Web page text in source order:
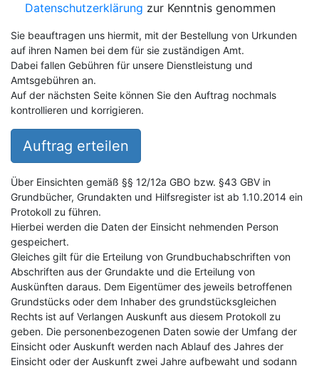
Datenschutzerklärung zur Kenntnis genommen
Sie beauftragen uns hiermit, mit der Bestellung von Urkunden
auf ihren Namen bei dem für sie zuständigen Amt.
Dabei fallen Gebühren für unsere Dienstleistung und
Amtsgebühren an.
Auf der nächsten Seite können Sie den Auftrag nochmals
kontrollieren und korrigieren.
Auftrag erteilen
Über Einsichten gemäß §§ 12/12a GBO bzw. §43 GBV in
Grundbücher, Grundakten und Hilfsregister ist ab 1.10.2014 ein
Protokoll zu führen.
Hierbei werden die Daten der Einsicht nehmenden Person
gespeichert.
Gleiches gilt für die Erteilung von Grundbuchabschriften von
Abschriften aus der Grundakte und die Erteilung von
Auskünften daraus. Dem Eigentümer des jeweils betroffenen
Grundstücks oder dem Inhaber des grundstücksgleichen
Rechts ist auf Verlangen Auskunft aus diesem Protokoll zu
geben. Die personenbezogenen Daten sowie der Umfang der
Einsicht oder Auskunft werden nach Ablauf des Jahres der
Einsicht oder der Auskunft zwei Jahre aufbewaht und sodann